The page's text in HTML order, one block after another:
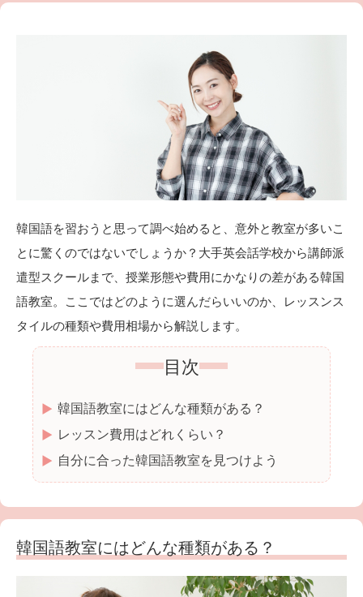
韓国語を習おうと思って調べ始めると、意外と教室が多いこ
とに驚くのではないでしょうか？大手英会話学校から講師派
遣型スクールまで、授業形態や費用にかなりの差がある韓国
語教室。ここではどのように選んだらいいのか、レッスンス
タイルの種類や費用相場から解説します。
目次
韓国語教室にはどんな種類がある？
レッスン費用はどれくらい？
自分に合った韓国語教室を見つけよう
韓国語教室にはどんな種類がある？